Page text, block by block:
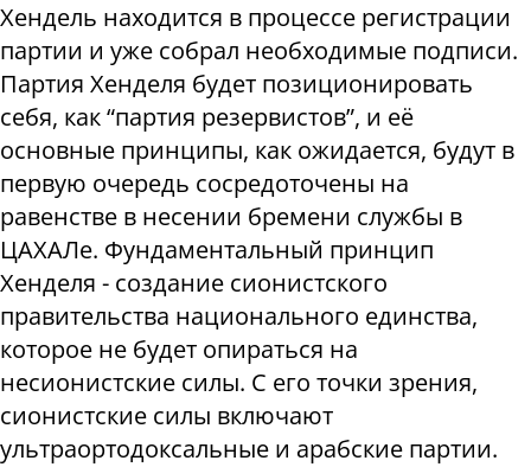
Хендель находится в процессе регистрации
партии и уже собрал необходимые подписи.
Партия Хенделя будет позиционировать
себя, как “партия резервистов”, и её
основные принципы, как ожидается, будут в
первую очередь сосредоточены на
равенстве в несении бремени службы в
ЦАХАЛе. Фундаментальный принцип
Хенделя - создание сионистского
правительства национального единства,
которое не будет опираться на
несионистские силы. С его точки зрения,
сионистские силы включают
ультраортодоксальные и арабские партии.